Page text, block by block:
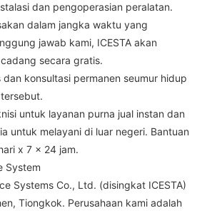
dan pengoperasian peralatan.
dalam jangka waktu yang
jawab kami, ICESTA akan
secara gratis.
konsultasi permanen seumur hidup
untuk layanan purna jual instan dan
untuk melayani di luar negeri. Bantuan
x 7 x 24 jam.
System
Systems Co., Ltd. (disingkat ICESTA)
Tiongkok. Perusahaan kami adalah